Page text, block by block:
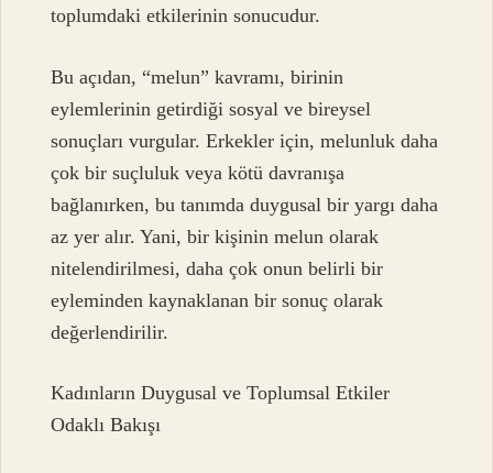
toplumdaki etkilerinin sonucudur.
Bu açıdan, “melun” kavramı, birinin
eylemlerinin getirdiği sosyal ve bireysel
sonuçları vurgular. Erkekler için, melunluk daha
çok bir suçluluk veya kötü davranışa
bağlanırken, bu tanımda duygusal bir yargı daha
az yer alır. Yani, bir kişinin melun olarak
nitelendirilmesi, daha çok onun belirli bir
eyleminden kaynaklanan bir sonuç olarak
değerlendirilir.
Kadınların Duygusal ve Toplumsal Etkiler
Odaklı Bakışı